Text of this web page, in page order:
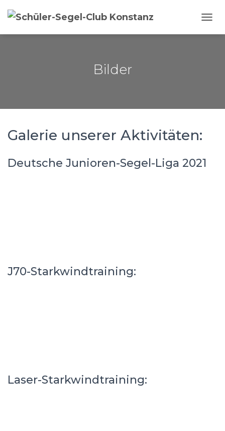
Bilder
Galerie unserer Aktivitäten:
Deutsche Junioren-Segel-Liga 2021
J70-Starkwindtraining:
Laser-Starkwindtraining: